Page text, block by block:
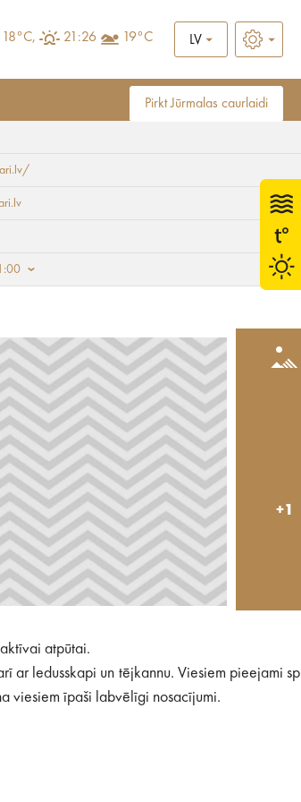
18°C, 21:26 19°C LV
Pirkt Jūrmalas caurlaidi
+1
atpūtai.
ar ledusskapi un tējkannu. Viesiem pieejami
viesiem īpaši labvēlīgi nosacījumi.